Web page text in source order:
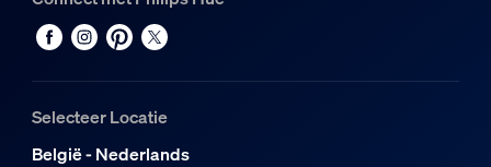
Duurzaamheid
Extra onderdeel/accessoire
Selecteer Locatie
België - Nederlands